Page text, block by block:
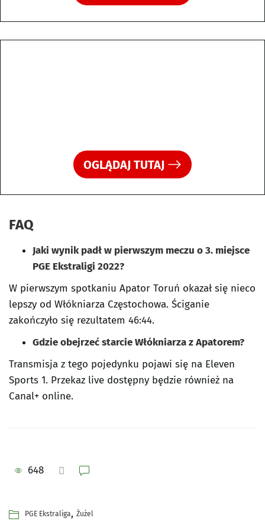
OGLĄDAJ TUTAJ
FAQ
Jaki wynik padł w pierwszym meczu o 3. miejsce
PGE Ekstraligi 2022?
W pierwszym spotkaniu Apator Toruń okazał się nieco
lepszy od Włókniarza Częstochowa. Ściganie
zakończyło się rezultatem 46:44.
Gdzie obejrzeć starcie Włókniarza z Apatorem?
Transmisja z tego pojedynku pojawi się na Eleven
Sports 1. Przekaz live dostępny będzie również na
Canal+ online.
648
PGE Ekstraliga, Żużel